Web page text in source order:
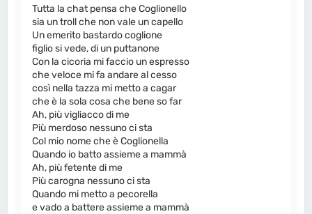
Tutta la chat pensa che Coglionello
sia un troll che non vale un capello
Un emerito bastardo coglione
figlio si vede, di un puttanone
Con la cicoria mi faccio un espresso
che veloce mi fa andare al cesso
così nella tazza mi metto a cagar
che è la sola cosa che bene so far
Ah, più vigliacco di me
Più merdoso nessuno ci sta
Col mio nome che è Coglionella
Quando io batto assieme a mammà
Ah, più fetente di me
Più carogna nessuno ci sta
Quando mi metto a pecorella
e vado a battere assieme a mammà